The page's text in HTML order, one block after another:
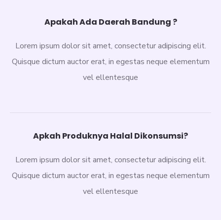
Apakah Ada Daerah Bandung ?
Lorem ipsum dolor sit amet, consectetur adipiscing elit.
Quisque dictum auctor erat, in egestas neque elementum
vel ellentesque
Apkah Produknya Halal Dikonsumsi?
Lorem ipsum dolor sit amet, consectetur adipiscing elit.
Quisque dictum auctor erat, in egestas neque elementum
vel ellentesque